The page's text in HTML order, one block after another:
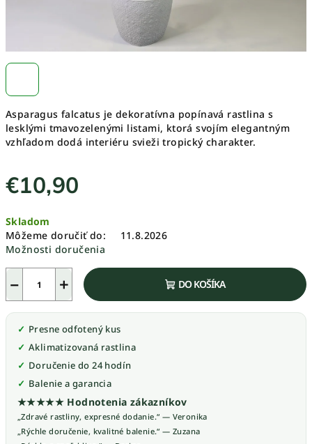
Asparagus falcatus je dekoratívna popínavá rastlina s
lesklými tmavozelenými listami, ktorá svojím elegantným
vzhľadom dodá interiéru svieži tropický charakter.
€10,90
cena:
Skladom
Môžeme doručiť do:
11.8.2026
Možnosti doručenia
+
− DO KOŠÍKA
Presne odfotený kus
Aklimatizovaná rastlina
Doručenie do 24 hodín
Balenie a garancia
★★★★★ Hodnotenia zákazníkov
„Zdravé rastliny, expresné dodanie.“ — Veronika
„Rýchle doručenie, kvalitné balenie.“ — Zuzana